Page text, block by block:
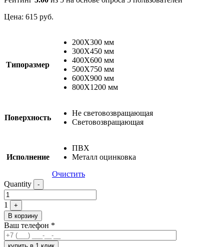
Цена: 615 руб.
Типоразмер
200X300 мм
300X450 мм
400X600 мм
500X750 мм
600X900 мм
800X1200 мм
Поверхность
Не световозвращающая
Световозвращающая
Исполнение
ПВХ
Металл оцинковка
Очистить
Quantity
-
1
+
В корзину
Ваш телефон *